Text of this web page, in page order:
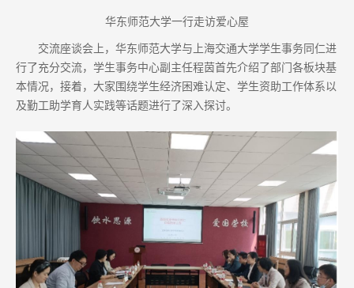
华东师范大学一行走访爱心屋
交流座谈会上，华东师范大学与上海交通大学学生事务同仁进
行了充分交流，学生事务中心副主任程茵首先介绍了部门各板块基
本情况，接着，大家围绕学生经济困难认定、学生资助工作体系以
及勤工助学育人实践等话题进行了深入探讨。